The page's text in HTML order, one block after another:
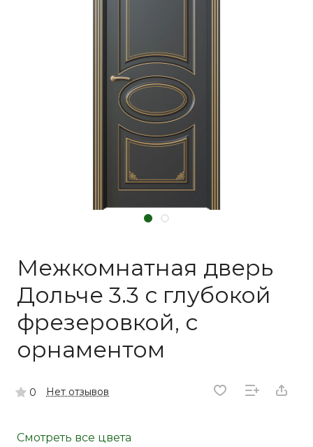
Межкомнатная дверь
Дольче 3.3 с глубокой
фрезеровкой, с
орнаментом
0 Нет отзывов
Смотреть все цвета